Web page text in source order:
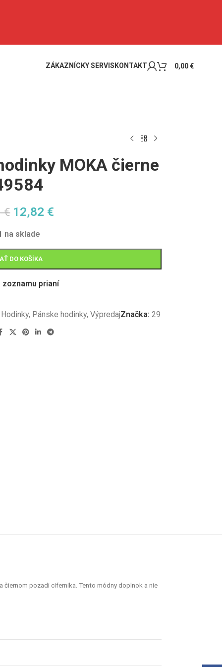
ZÁKAZNÍCKY SERVIS KONTAKT 0,00€
MOKA čierne
€ 12,82 €
na sklade
DO KOŠÍKA
zoznamu prianí
Hodinky, Pánske hodinky, VýpredajZnačka: 29
čiernom pozadi cifernika. Tento módny doplnok a nie